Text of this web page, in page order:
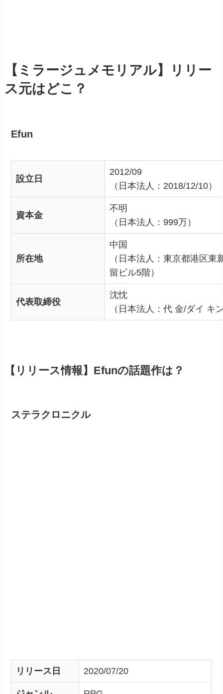
【ミラージュメモリアル】リリー
ス元はどこ？
Efun
設立日
2012/09
（日本法人：2018/12/10）
資本金
不明
（日本法人：999万）
所在地
中国
（日本法人：東京都港区
留ビル5階）
代表取締役
沈忱
（日本法人：代 金/ダイ キ
【リリース情報】Efunの話題作は？
ステラクロニクル
リリース日 2020/07/20